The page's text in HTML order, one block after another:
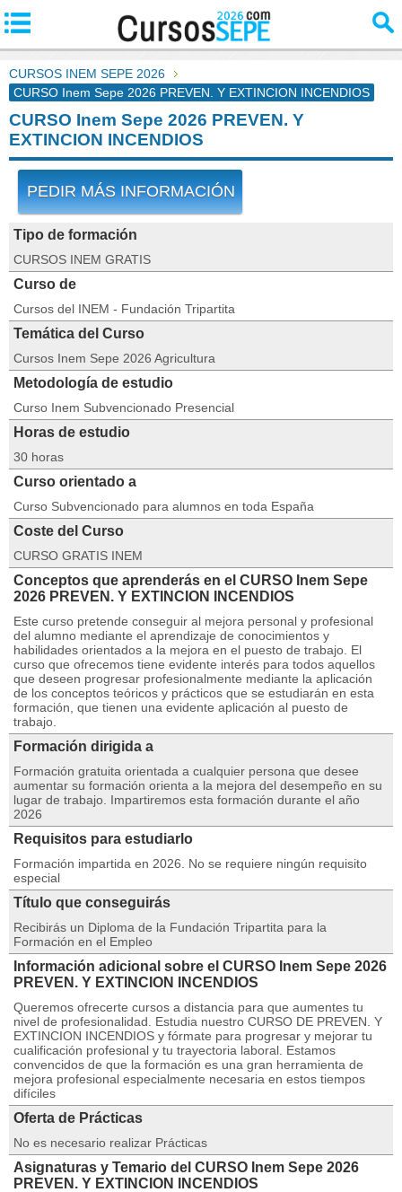
CURSOS INEM SEPE 2026
CURSO Inem Sepe 2026 PREVEN. Y EXTINCION INCENDIOS
CURSO Inem Sepe 2026 PREVEN. Y
EXTINCION INCENDIOS
PEDIR MÁS INFORMACIÓN
Tipo de formación
CURSOS INEM GRATIS
Curso de
Cursos del INEM - Fundación Tripartita
Temática del Curso
Cursos Inem Sepe 2026 Agricultura
Metodología de estudio
Curso Inem Subvencionado Presencial
Horas de estudio
30 horas
Curso orientado a
Curso Subvencionado para alumnos en toda España
Coste del Curso
CURSO GRATIS INEM
Conceptos que aprenderás en el CURSO Inem Sepe
2026 PREVEN. Y EXTINCION INCENDIOS
Este curso pretende conseguir al mejora personal y profesional
del alumno mediante el aprendizaje de conocimientos y
habilidades orientados a la mejora en el puesto de trabajo. El
curso que ofrecemos tiene evidente interés para todos aquellos
que deseen progresar profesionalmente mediante la aplicación
de los conceptos teóricos y prácticos que se estudiarán en esta
formación, que tienen una evidente aplicación al puesto de
trabajo.
Formación dirigida a
Formación gratuita orientada a cualquier persona que desee
aumentar su formación orienta a la mejora del desempeño en su
lugar de trabajo. Impartiremos esta formación durante el año
2026
Requisitos para estudiarlo
Formación impartida en 2026. No se requiere ningún requisito
especial
Título que conseguirás
Recibirás un Diploma de la Fundación Tripartita para la
Formación en el Empleo
Información adicional sobre el CURSO Inem Sepe 2026
PREVEN. Y EXTINCION INCENDIOS
Queremos ofrecerte cursos a distancia para que aumentes tu
nivel de profesionalidad. Estudia nuestro CURSO DE PREVEN. Y
EXTINCION INCENDIOS y fórmate para progresar y mejorar tu
cualificación profesional y tu trayectoria laboral. Estamos
convencidos de que la formación es una gran herramienta de
mejora profesional especialmente necesaria en estos tiempos
difíciles
Oferta de Prácticas
No es necesario realizar Prácticas
Asignaturas y Temario del CURSO Inem Sepe 2026
PREVEN. Y EXTINCION INCENDIOS